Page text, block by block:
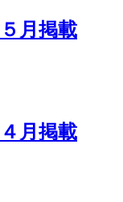
月掲載
月掲載